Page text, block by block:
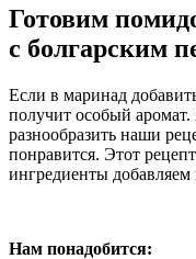
Готовим
с болгарским
Если в маринад
получит особый
разнообразить наши
понравится. Этот
ингредиенты добавляем
Нам понадобится: